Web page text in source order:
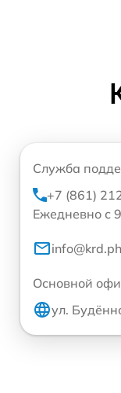
Служба
+7 (861)
Ежедневно с
Основной
ул.